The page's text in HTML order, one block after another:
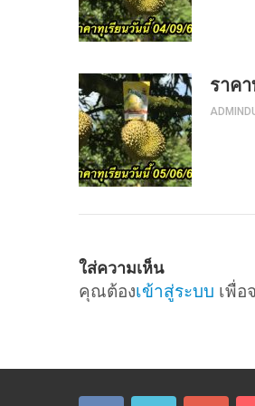
ราค
ใส่ความเห็น
คุณต้องเข้าสู่ระบบ เพื่